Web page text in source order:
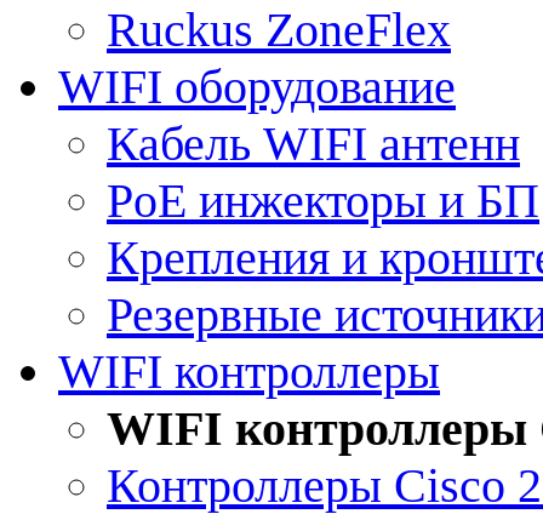
Ruckus ZoneFlex
WIFI оборудование
Кабель WIFI антенн
PoE инжекторы и БП
Крепления и
Резервные
WIFI контроллеры
WIFI контроллеры
Контроллеры Cisco